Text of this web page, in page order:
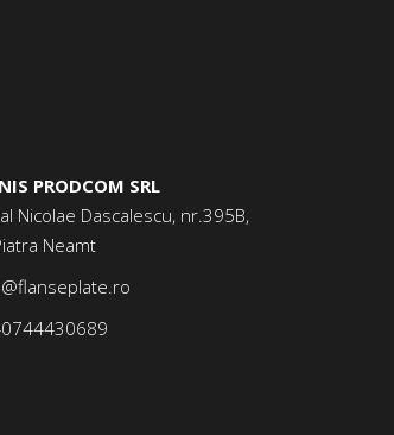
PRODCOM SRL
Nicolae Dascalescu, nr.395B,
Neamt